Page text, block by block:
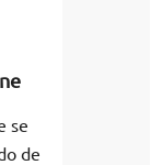
se
de